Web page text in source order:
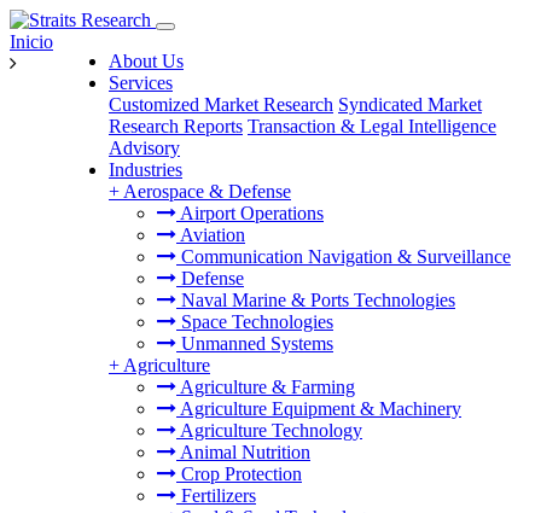
About Us
Services
Customized Market Research Syndicated Market
Research Reports Transaction & Legal Intelligence
Advisory
Industries
+ Aerospace & Defense
Airport Operations
Aviation
Communication Navigation & Surveillance
Defense
Naval Marine & Ports Technologies
Space Technologies
Unmanned Systems
+ Agriculture
Agriculture & Farming
Agriculture Equipment & Machinery
Agriculture Technology
Animal Nutrition
Crop Protection
Fertilizers
Inicio